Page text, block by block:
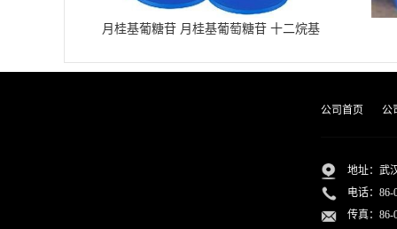
月桂基葡糖苷 月桂基葡萄糖苷 十二烷基
公司首页 公
地址：武
电话： 86-
传真：86-